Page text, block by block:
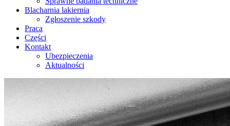
Blacharnia lakiernia
Zgłoszenie szkody
Praca
Części
Kontakt
Ubezpieczenia
Aktualności